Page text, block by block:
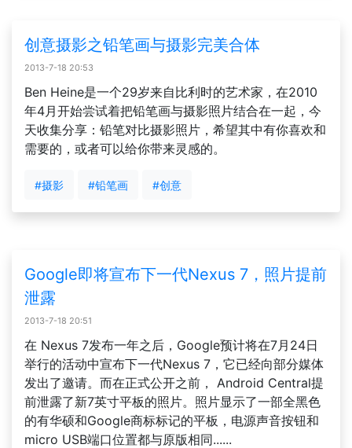
创意摄影之铅笔画与摄影完美合体
2013-7-18 20:53
Ben Heine是一个29岁来自比利时的艺术家，在2010
年4月开始尝试着把铅笔画与摄影照片结合在一起，今
天收集分享：铅笔对比摄影照片，希望其中有你喜欢和
需要的，或者可以给你带来灵感的。
#摄影 #铅笔画 #创意
Google即将宣布下一代Nexus 7，照片提前
泄露
2013-7-18 20:51
在 Nexus 7发布一年之后，Google预计将在7月24日
举行的活动中宣布下一代Nexus 7，它已经向部分媒体
发出了邀请。而在正式公开之前， Android Central提
前泄露了新7英寸平板的照片。照片显示了一部全黑色
的有华硕和Google商标标记的平板，电源声音按钮和
micro USB端口位置都与原版相同......